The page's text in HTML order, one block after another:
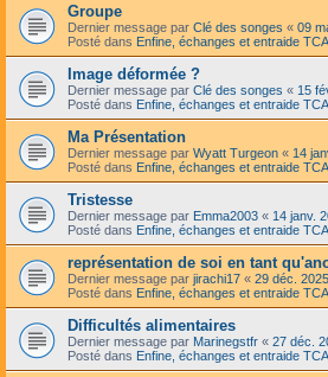
Groupe
Dernier message par Clé des songes « 09
Posté dans Enfine, échanges et entraide
Image déformée ?
Dernier message par Clé des songes « 15
Posté dans Enfine, échanges et entraide
Ma Présentation
Dernier message par Wyatt Turgeon « 14
Posté dans Enfine, échanges et entraide
Tristesse
Dernier message par Emma2003 « 14 janv.
Posté dans Enfine, échanges et entraide
représentation de soi en tant
Dernier message par jirachi17 « 29 déc.
Posté dans Enfine, échanges et entraide
Difficultés alimentaires
Dernier message par Marinegstfr « 27 déc.
Posté dans Enfine, échanges et entraide